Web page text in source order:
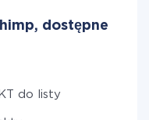
dostępne
do listy